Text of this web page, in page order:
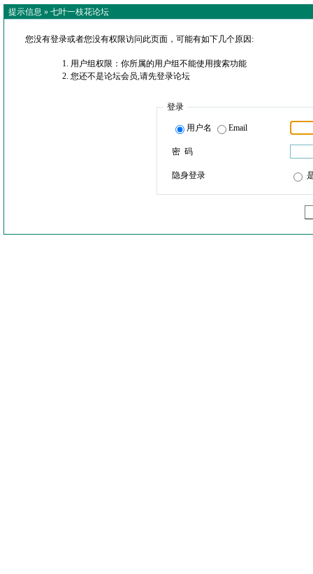
提示信息 » 七叶一枝花论坛
您没有登录或者您没有权限访问此页面，可能有如下几个原因:
用户组权限：你所属的用户组不能使用搜索功能
您还不是论坛会员,请先登录论坛
登录
用户名 Email
密 码
隐身登录